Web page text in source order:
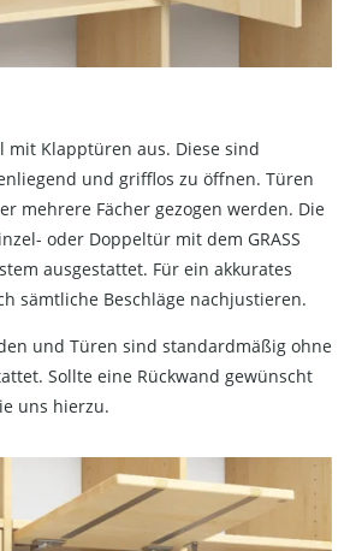
mit Klapptüren aus. Diese sind
und grifflos zu öffnen. Türen
mehrere Fächer gezogen werden. Die
oder Doppeltür mit dem GRASS
ausgestattet. Für ein akkurates
sämtliche Beschläge nachjustieren.
und Türen sind standardmäßig ohne
Sollte eine Rückwand gewünscht
uns hierzu.